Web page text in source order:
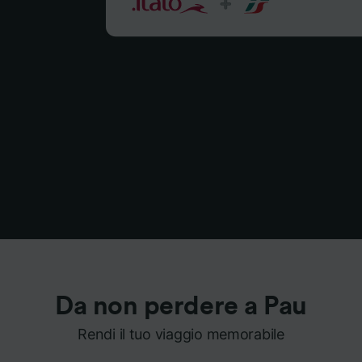
Da non perdere a Pau
Rendi il tuo viaggio memorabile